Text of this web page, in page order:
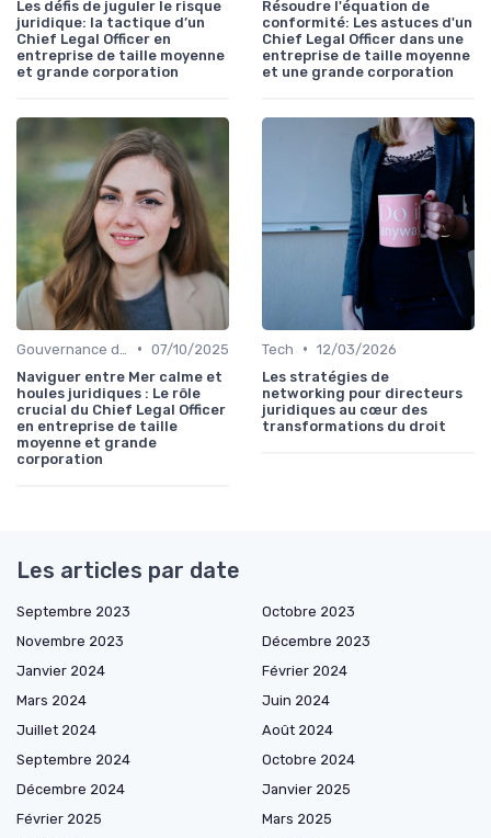
Les défis de juguler le risque
juridique: la tactique d’un
Chief Legal Officer en
entreprise de taille moyenne
et grande corporation
Résoudre l'équation de
conformité: Les astuces d'un
Chief Legal Officer dans une
entreprise de taille moyenne
et une grande corporation
• 07/10/2025
Naviguer entre Mer calme et
houles juridiques : Le rôle
crucial du Chief Legal Officer
en entreprise de taille
moyenne et grande
corporation
Tech • 12/03/2026
Les stratégies de
networking pour directeurs
juridiques au cœur des
transformations du droit
Les articles par date
Septembre 2023
Octobre 2023
Novembre 2023
Décembre 2023
Janvier 2024
Février 2024
Mars 2024
Juin 2024
Juillet 2024
Août 2024
Septembre 2024
Octobre 2024
Décembre 2024
Janvier 2025
Février 2025
Mars 2025